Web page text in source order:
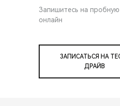
Запишитесь на
онлайн
ЗАПИСАТЬСЯ НА
ДРАЙВ